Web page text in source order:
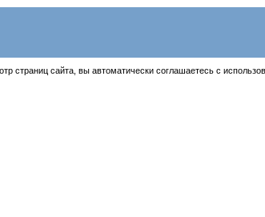
сайта, вы автоматически соглашаетесь с